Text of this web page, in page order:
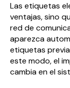
Las etiquetas
ventajas, sino
red de
aparezca
etiquetas
este modo, el
cambia en el